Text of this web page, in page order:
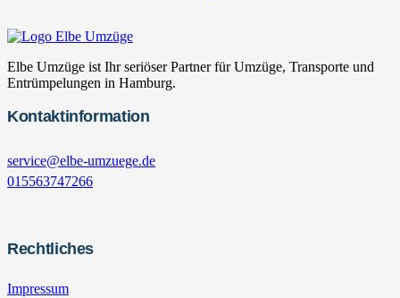
Elbe Umzüge ist Ihr seriöser Partner für Umzüge, Transporte und
Entrümpelungen in Hamburg.
Kontaktinformation
service@elbe-umzuege.de
015563747266
Rechtliches
Impressum